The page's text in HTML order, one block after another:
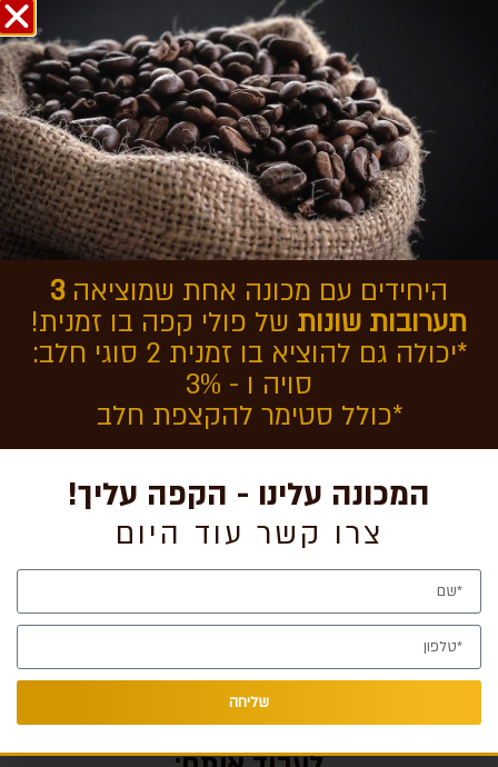
בחזרה לכתבות
מכונות קפה לעסקים קטנים
לעומת עסקים גדולים
מכונות הקפה שאנו בחרנו
היחידים עם מכונה אחת שמוציאה3
תערובות שונות של פולי קפה בו זמנית!
*יכולה גם להוציא בו זמנית 2 סוגי חלב:
סויה ו - 3%
*כולל סטימר להקצפת חלב
המכונה עלינו - הקפה עליך!
צרו קשר עוד היום
שליחה